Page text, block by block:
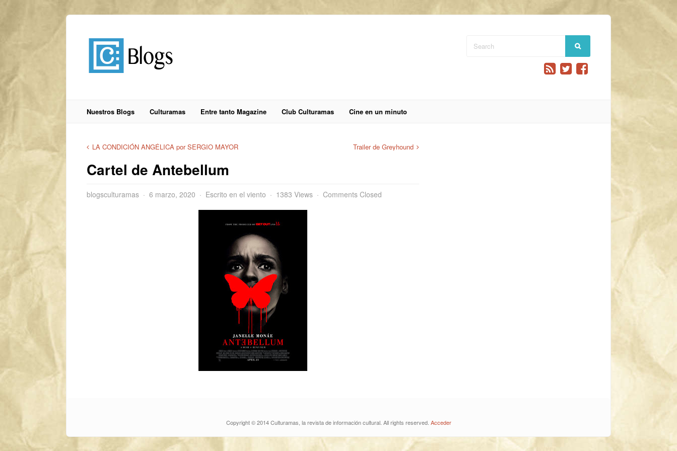
Nuestros Blogs Culturamas Entre tanto Magazine Club Culturamas Cine en un minuto
LA CONDICIÓN ANGÉLICA por SERGIO MAYOR Trailer de Greyhound
Cartel de Antebellum
blogsculturamas 6 marzo, 2020 Escrito en el viento 1383 Views Comments Closed
Copyright © 2014 Culturamas, la revista de información cultural. All rights reserved. Acceder